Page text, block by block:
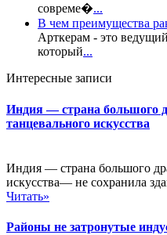
совреме�...
В чем преимущества
Арткерам - это
который...
Интересные записи
Индия — страна большого
танцевального искусства
Индия — страна большого
искусства— не сохранила
Читать»
Районы не затронутые